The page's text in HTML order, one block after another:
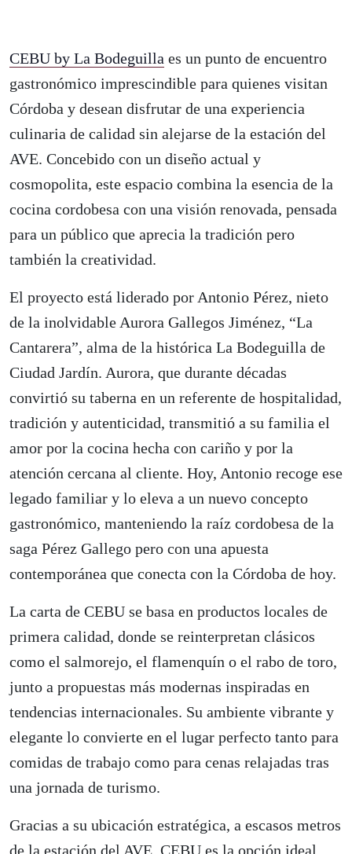
CEBU by La Bodeguilla es un punto de encuentro
gastronómico imprescindible para quienes visitan
Córdoba y desean disfrutar de una experiencia
culinaria de calidad sin alejarse de la estación del
AVE. Concebido con un diseño actual y
cosmopolita, este espacio combina la esencia de la
cocina cordobesa con una visión renovada, pensada
para un público que aprecia la tradición pero
también la creatividad.
El proyecto está liderado por Antonio Pérez, nieto
de la inolvidable Aurora Gallegos Jiménez, “La
Cantarera”, alma de la histórica La Bodeguilla de
Ciudad Jardín. Aurora, que durante décadas
convirtió su taberna en un referente de hospitalidad,
tradición y autenticidad, transmitió a su familia el
amor por la cocina hecha con cariño y por la
atención cercana al cliente. Hoy, Antonio recoge ese
legado familiar y lo eleva a un nuevo concepto
gastronómico, manteniendo la raíz cordobesa de la
saga Pérez Gallego pero con una apuesta
contemporánea que conecta con la Córdoba de hoy.
La carta de CEBU se basa en productos locales de
primera calidad, donde se reinterpretan clásicos
como el salmorejo, el flamenquín o el rabo de toro,
junto a propuestas más modernas inspiradas en
tendencias internacionales. Su ambiente vibrante y
elegante lo convierte en el lugar perfecto tanto para
comidas de trabajo como para cenas relajadas tras
una jornada de turismo.
Gracias a su ubicación estratégica, a escasos metros
de la estación del AVE, CEBU es la opción ideal